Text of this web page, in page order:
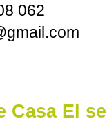
062
Casa El